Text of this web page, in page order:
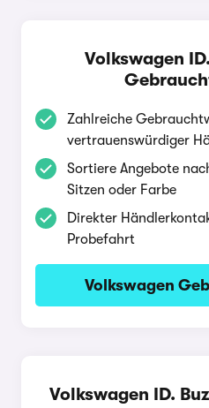
Volkswagen
Zahlreiche
vertrauenswürdiger
Sortiere Angebote
Sitzen oder Farbe
Direkter
Probefahrt
Volkswagen
Volkswagen ID.